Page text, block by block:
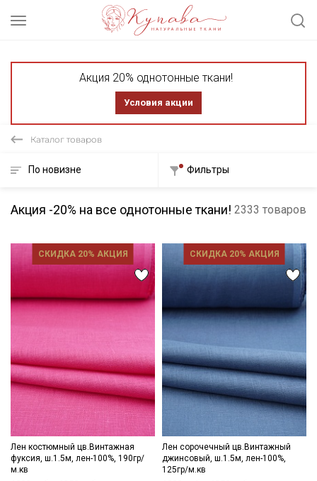
Акция 20% однотонные ткани!
Условия акции
Каталог товаров
По новизне Фильтры
Акция -20% на все однотонные ткани! 2333 товаров
СКИДКА 20% АКЦИЯ
Лен костюмный цв.Винтажная
фуксия, ш.1.5м, лен-100%, 190гр/
м.кв
СКИДКА 20% АКЦИЯ
Лен сорочечный цв.Винтажный
джинсовый, ш.1.5м, лен-100%,
125гр/м.кв